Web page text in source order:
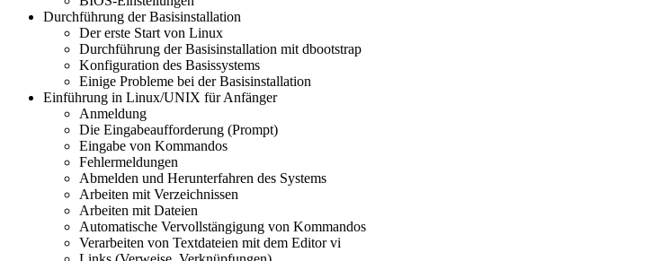
Durchführung der Basisinstallation
Der erste Start von Linux
Durchführung der Basisinstallation mit dbootstrap
Konfiguration des Basissystems
Einige Probleme bei der Basisinstallation
Einführung in Linux/UNIX für Anfänger
Anmeldung
Die Eingabeaufforderung (Prompt)
Eingabe von Kommandos
Fehlermeldungen
Abmelden und Herunterfahren des Systems
Arbeiten mit Verzeichnissen
Arbeiten mit Dateien
Automatische Vervollstängigung von Kommandos
Verarbeiten von Textdateien mit dem Editor vi